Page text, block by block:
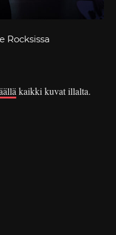
Rocksissa
kaikki kuvat illalta.